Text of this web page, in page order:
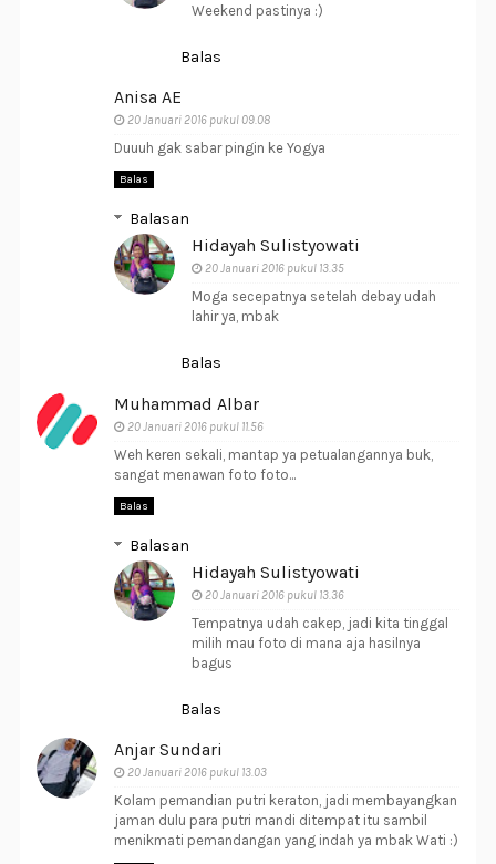
Weekend pastinya :)
Balas
Anisa AE
20 Januari 2016 pukul 09.08
Duuuh gak sabar pingin ke Yogya
Balas
Balasan
Hidayah Sulistyowati
20 Januari 2016 pukul 13.35
Moga secepatnya setelah debay udah
lahir ya, mbak
Balas
Muhammad Albar
20 Januari 2016 pukul 11.56
Weh keren sekali, mantap ya petualangannya buk,
sangat menawan foto foto...
Balas
Balasan
Hidayah Sulistyowati
20 Januari 2016 pukul 13.36
Tempatnya udah cakep, jadi kita tinggal
milih mau foto di mana aja hasilnya
bagus
Balas
Anjar Sundari
20 Januari 2016 pukul 13.03
Kolam pemandian putri keraton, jadi membayangkan
jaman dulu para putri mandi ditempat itu sambil
menikmati pemandangan yang indah ya mbak Wati :)